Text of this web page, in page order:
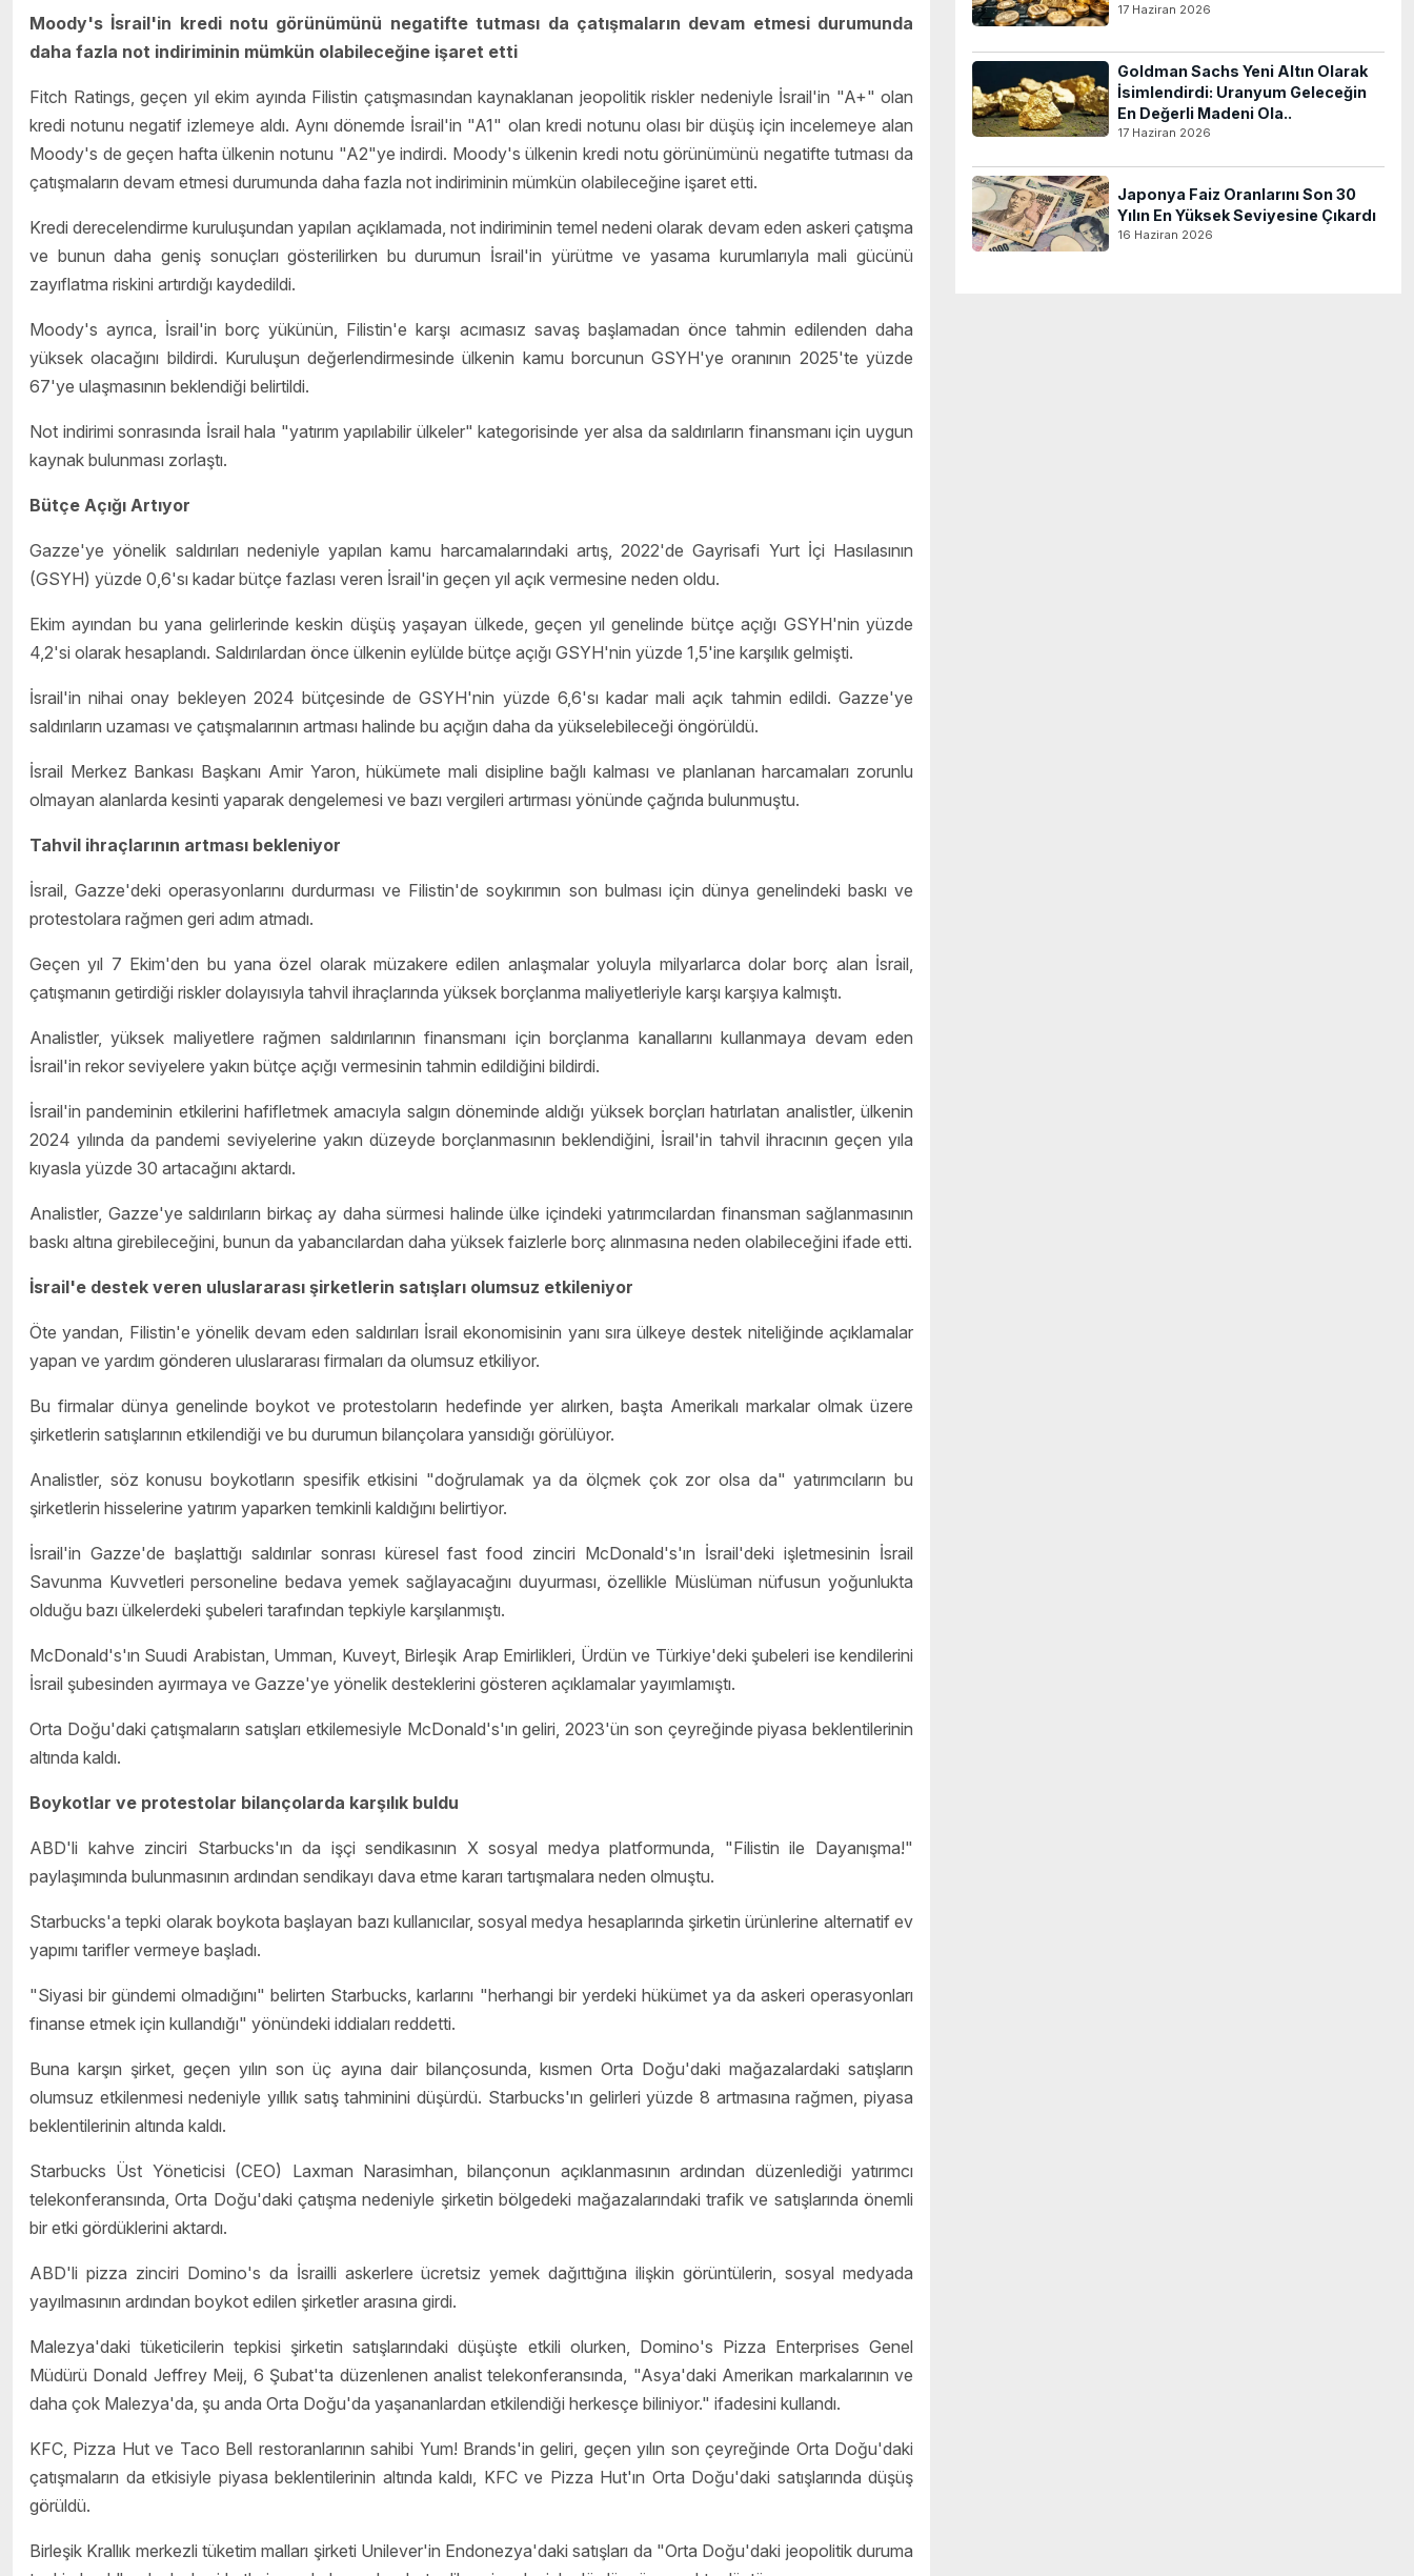
Moody's İsrail'in kredi notu görünümünü negatifte tutması da çatışmaların devam etmesi durumunda
daha fazla not indiriminin mümkün olabileceğine işaret etti
Fitch Ratings, geçen yıl ekim ayında Filistin çatışmasından kaynaklanan jeopolitik riskler nedeniyle İsrail'in "A+" olan
kredi notunu negatif izlemeye aldı. Aynı dönemde İsrail'in "A1" olan kredi notunu olası bir düşüş için incelemeye alan
Moody's de geçen hafta ülkenin notunu "A2"ye indirdi. Moody's ülkenin kredi notu görünümünü negatifte tutması da
çatışmaların devam etmesi durumunda daha fazla not indiriminin mümkün olabileceğine işaret etti.
Kredi derecelendirme kuruluşundan yapılan açıklamada, not indiriminin temel nedeni olarak devam eden askeri çatışma
ve bunun daha geniş sonuçları gösterilirken bu durumun İsrail'in yürütme ve yasama kurumlarıyla mali gücünü
zayıflatma riskini artırdığı kaydedildi.
Moody's ayrıca, İsrail'in borç yükünün, Filistin'e karşı acımasız savaş başlamadan önce tahmin edilenden daha
yüksek olacağını bildirdi. Kuruluşun değerlendirmesinde ülkenin kamu borcunun GSYH'ye oranının 2025'te yüzde
67'ye ulaşmasının beklendiği belirtildi.
Not indirimi sonrasında İsrail hala "yatırım yapılabilir ülkeler" kategorisinde yer alsa da saldırıların finansmanı için uygun
kaynak bulunması zorlaştı.
Bütçe Açığı Artıyor
Gazze'ye yönelik saldırıları nedeniyle yapılan kamu harcamalarındaki artış, 2022'de Gayrisafi Yurt İçi Hasılasının
(GSYH) yüzde 0,6'sı kadar bütçe fazlası veren İsrail'in geçen yıl açık vermesine neden oldu.
Ekim ayından bu yana gelirlerinde keskin düşüş yaşayan ülkede, geçen yıl genelinde bütçe açığı GSYH'nin yüzde
4,2'si olarak hesaplandı. Saldırılardan önce ülkenin eylülde bütçe açığı GSYH'nin yüzde 1,5'ine karşılık gelmişti.
İsrail'in nihai onay bekleyen 2024 bütçesinde de GSYH'nin yüzde 6,6'sı kadar mali açık tahmin edildi. Gazze'ye
saldırıların uzaması ve çatışmalarının artması halinde bu açığın daha da yükselebileceği öngörüldü.
İsrail Merkez Bankası Başkanı Amir Yaron, hükümete mali disipline bağlı kalması ve planlanan harcamaları zorunlu
olmayan alanlarda kesinti yaparak dengelemesi ve bazı vergileri artırması yönünde çağrıda bulunmuştu.
Tahvil ihraçlarının artması bekleniyor
İsrail, Gazze'deki operasyonlarını durdurması ve Filistin'de soykırımın son bulması için dünya genelindeki baskı ve
protestolara rağmen geri adım atmadı.
Geçen yıl 7 Ekim'den bu yana özel olarak müzakere edilen anlaşmalar yoluyla milyarlarca dolar borç alan İsrail,
çatışmanın getirdiği riskler dolayısıyla tahvil ihraçlarında yüksek borçlanma maliyetleriyle karşı karşıya kalmıştı.
Analistler, yüksek maliyetlere rağmen saldırılarının finansmanı için borçlanma kanallarını kullanmaya devam eden
İsrail'in rekor seviyelere yakın bütçe açığı vermesinin tahmin edildiğini bildirdi.
İsrail'in pandeminin etkilerini hafifletmek amacıyla salgın döneminde aldığı yüksek borçları hatırlatan analistler, ülkenin
2024 yılında da pandemi seviyelerine yakın düzeyde borçlanmasının beklendiğini, İsrail'in tahvil ihracının geçen yıla
kıyasla yüzde 30 artacağını aktardı.
Analistler, Gazze'ye saldırıların birkaç ay daha sürmesi halinde ülke içindeki yatırımcılardan finansman sağlanmasının
baskı altına girebileceğini, bunun da yabancılardan daha yüksek faizlerle borç alınmasına neden olabileceğini ifade etti.
İsrail'e destek veren uluslararası şirketlerin satışları olumsuz etkileniyor
Öte yandan, Filistin'e yönelik devam eden saldırıları İsrail ekonomisinin yanı sıra ülkeye destek niteliğinde açıklamalar
yapan ve yardım gönderen uluslararası firmaları da olumsuz etkiliyor.
Bu firmalar dünya genelinde boykot ve protestoların hedefinde yer alırken, başta Amerikalı markalar olmak üzere
şirketlerin satışlarının etkilendiği ve bu durumun bilançolara yansıdığı görülüyor.
Analistler, söz konusu boykotların spesifik etkisini "doğrulamak ya da ölçmek çok zor olsa da" yatırımcıların bu
şirketlerin hisselerine yatırım yaparken temkinli kaldığını belirtiyor.
İsrail'in Gazze'de başlattığı saldırılar sonrası küresel fast food zinciri McDonald's'ın İsrail'deki işletmesinin İsrail
Savunma Kuvvetleri personeline bedava yemek sağlayacağını duyurması, özellikle Müslüman nüfusun yoğunlukta
olduğu bazı ülkelerdeki şubeleri tarafından tepkiyle karşılanmıştı.
McDonald's'ın Suudi Arabistan, Umman, Kuveyt, Birleşik Arap Emirlikleri, Ürdün ve Türkiye'deki şubeleri ise kendilerini
İsrail şubesinden ayırmaya ve Gazze'ye yönelik desteklerini gösteren açıklamalar yayımlamıştı.
Orta Doğu'daki çatışmaların satışları etkilemesiyle McDonald's'ın geliri, 2023'ün son çeyreğinde piyasa beklentilerinin
altında kaldı.
Boykotlar ve protestolar bilançolarda karşılık buldu
ABD'li kahve zinciri Starbucks'ın da işçi sendikasının X sosyal medya platformunda, "Filistin ile Dayanışma!"
paylaşımında bulunmasının ardından sendikayı dava etme kararı tartışmalara neden olmuştu.
Starbucks'a tepki olarak boykota başlayan bazı kullanıcılar, sosyal medya hesaplarında şirketin ürünlerine alternatif ev
yapımı tarifler vermeye başladı.
"Siyasi bir gündemi olmadığını" belirten Starbucks, karlarını "herhangi bir yerdeki hükümet ya da askeri operasyonları
finanse etmek için kullandığı" yönündeki iddiaları reddetti.
Buna karşın şirket, geçen yılın son üç ayına dair bilançosunda, kısmen Orta Doğu'daki mağazalardaki satışların
olumsuz etkilenmesi nedeniyle yıllık satış tahminini düşürdü. Starbucks'ın gelirleri yüzde 8 artmasına rağmen, piyasa
beklentilerinin altında kaldı.
Starbucks Üst Yöneticisi (CEO) Laxman Narasimhan, bilançonun açıklanmasının ardından düzenlediği yatırımcı
telekonferansında, Orta Doğu'daki çatışma nedeniyle şirketin bölgedeki mağazalarındaki trafik ve satışlarında önemli
bir etki gördüklerini aktardı.
ABD'li pizza zinciri Domino's da İsrailli askerlere ücretsiz yemek dağıttığına ilişkin görüntülerin, sosyal medyada
yayılmasının ardından boykot edilen şirketler arasına girdi.
Malezya'daki tüketicilerin tepkisi şirketin satışlarındaki düşüşte etkili olurken, Domino's Pizza Enterprises Genel
Müdürü Donald Jeffrey Meij, 6 Şubat'ta düzenlenen analist telekonferansında, "Asya'daki Amerikan markalarının ve
daha çok Malezya'da, şu anda Orta Doğu'da yaşananlardan etkilendiği herkesçe biliniyor." ifadesini kullandı.
KFC, Pizza Hut ve Taco Bell restoranlarının sahibi Yum! Brands'in geliri, geçen yılın son çeyreğinde Orta Doğu'daki
çatışmaların da etkisiyle piyasa beklentilerinin altında kaldı, KFC ve Pizza Hut'ın Orta Doğu'daki satışlarında düşüş
görüldü.
Birleşik Krallık merkezli tüketim malları şirketi Unilever'in Endonezya'daki satışları da "Orta Doğu'daki jeopolitik duruma
17 Haziran 2026
Goldman Sachs Yeni Altın Olarak
İsimlendirdi: Uranyum Geleceğin
En Değerli Madeni Ola..
17 Haziran 2026
Japonya Faiz Oranlarını Son 30
Yılın En Yüksek Seviyesine Çıkardı
16 Haziran 2026